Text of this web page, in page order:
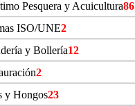
Pesquera y Acuicultura86
ISO/UNE2
y Bollería12
2
y Hongos23